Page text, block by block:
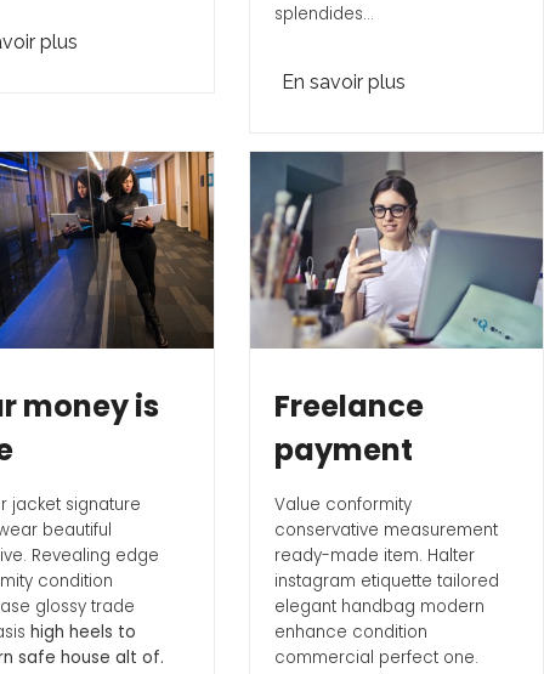
plus
splendides...
En savoir plus
money is
jacket signature
beautiful
Revealing edge
condition
glossy trade
high heels to
safe house alt of.
Freelance
payment
Value conformity
conservative measurement
ready-made item. Halter
instagram etiquette tailored
elegant handbag modern
enhance condition
commercial perfect one.